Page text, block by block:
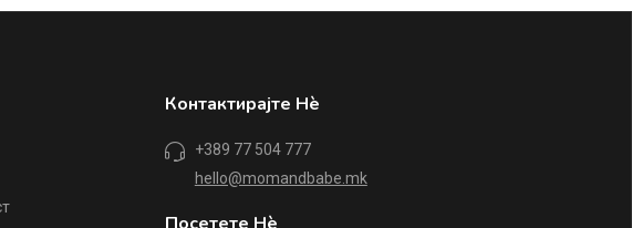
Контактирајте Нè
+389 77 504 777
hello@momandbabe.mk